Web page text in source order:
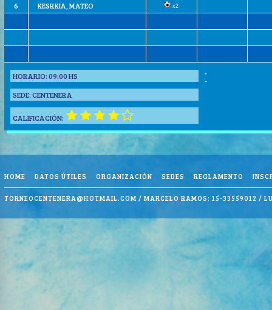
6 KESRKIA, MATEO x2
HORARIO:09:00 HS
SEDE:CENTENERA
CALIFICACIÓN:
-
-
HOME DATOS ÚTILES ORGANIZACIÓN SEDES REGLAMENTO
TORNEOCENTENERA@HOTMAIL.COM / MARCELO RAMOS: 15-33559012 /